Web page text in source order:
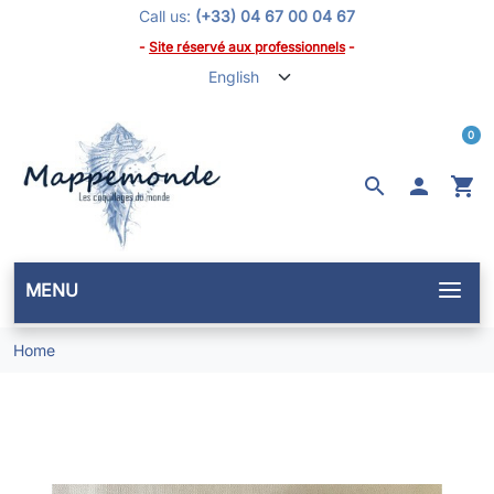
Call us: (+33) 04 67 00 04 67
- Site réservé aux professionnels-
search  shopping_cart
0
MENU
Home